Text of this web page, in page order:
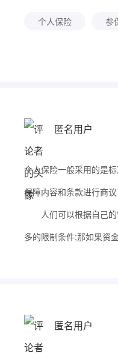
个人保险 参
匿名用户
个人保险一般采用的是
保障内容和条款进行商议
人们可以根据自己的
多的限制条件;那如果资
匿名用户